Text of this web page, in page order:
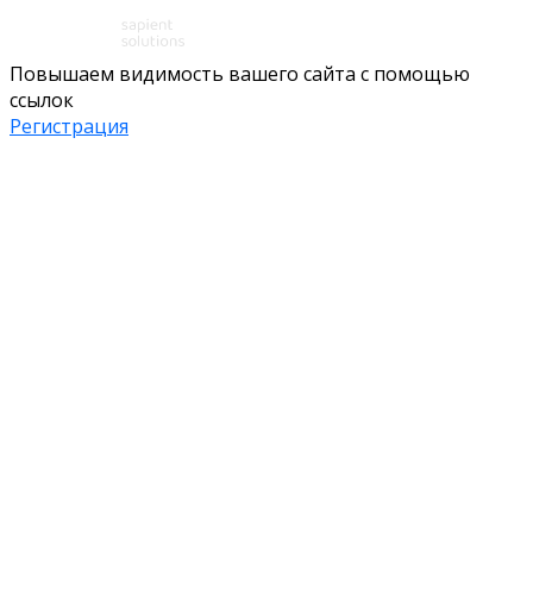
Повышаем видимость вашего сайта с помощью
ссылок
Регистрация